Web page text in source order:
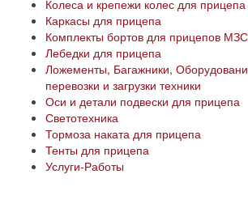
Колеса и крепежи колес для прицепа
Каркасы для прицепа
Комплекты бортов для прицепов
Лебедки для прицепа
Ложементы, Багажники,
перевозки и загрузки техники
Оси и детали подвески для прицепа
Светотехника
Тормоза наката для прицепа
Тенты для прицепа
Услуги-Работы